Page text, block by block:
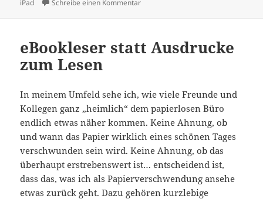
iPad Schreibe einen Kommentar
eBookleser statt Ausdrucke
zum Lesen
In meinem Umfeld sehe ich, wie viele Freunde und
Kollegen ganz „heimlich“ dem papierlosen Büro
endlich etwas näher kommen. Keine Ahnung, ob
und wann das Papier wirklich eines schönen Tages
verschwunden sein wird. Keine Ahnung, ob das
überhaupt erstrebenswert ist… entscheidend ist,
dass das, was ich als Papierverschwendung ansehe
etwas zurück geht. Dazu gehören kurzlebige